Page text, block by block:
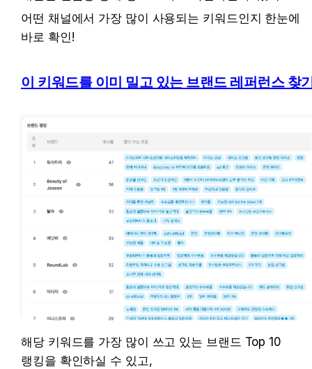
어떤 채널에서 가장 많이 사용되는 키워드인지 한눈에
바로 확인!
이 키워드를 이미 밀고 있는 브랜드 레퍼런스 찾
해당 키워드를 가장 많이 쓰고 있는 브랜드 Top 10
랭킹을 확인하실 수 있고,